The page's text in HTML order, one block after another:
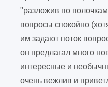
"разложив по
вопросы спокойно
им задают поток
он предлагал много
интересные и
очень вежлив и